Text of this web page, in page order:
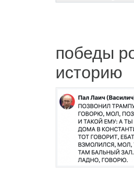
победы
историю